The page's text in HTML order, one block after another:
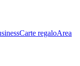
Carte regaloArea